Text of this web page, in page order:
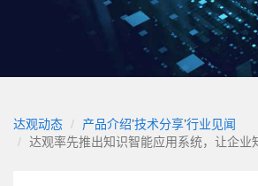
达观动态 产品介绍’技术分享’行业见闻
达观率先推出知识智能应用系统，让企业